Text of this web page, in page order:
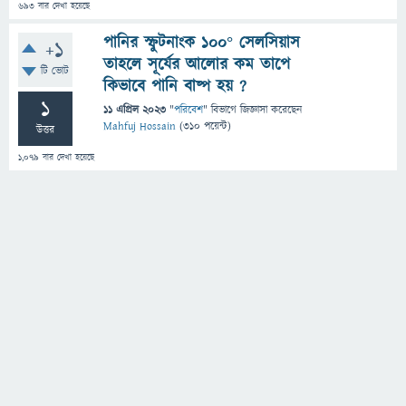
693 বার দেখা হয়েছে
+1
টি ভোট
1
উত্তর
1,079 বার দেখা হয়েছে
পানির স্ফুটনাংক ১০০° সেলসিয়াস
তাহলে সূর্যের আলোর কম তাপে
কিভাবে পানি বাষ্প হয় ?
11 এপ্রিল 2023 "পরিবেশ" বিভাগে জিজ্ঞাসাকরেছেন
Mahfuj Hossain (310 পয়েন্ট)